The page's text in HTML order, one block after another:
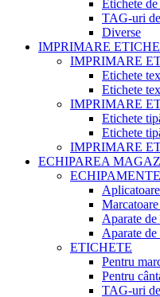
Etichete
TAG-uri
Diverse
IMPRIMARE
IMPRIMARE
Etichete
Etichete
IMPRIMARE
Etichete
Etichete
IMPRIMARE
ECHIPAREA
ECHIPAMENTE
Aparate
Aparate
ETICHETE
Pentru
Pentru
TAG-uri